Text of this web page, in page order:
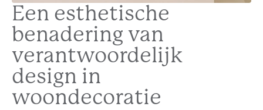
Een esthetische
benadering van
verantwoordelijk
design in
woondecoratie